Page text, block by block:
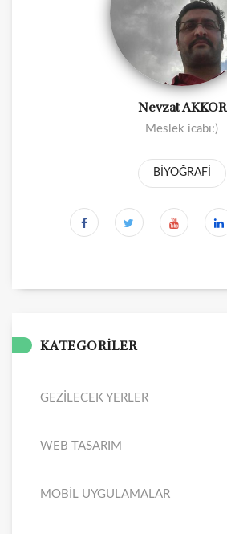
Nevzat AKKOR
Meslek icabı:)
BİYOĞRAFİ
KATEGORİLER
GEZİLECEK YERLER
WEB TASARIM
MOBİL UYGULAMALAR